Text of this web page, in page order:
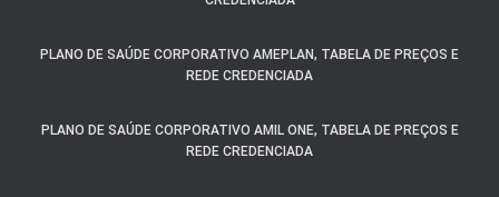
PLANO DE SAÚDE CORPORATIVO AMEPLAN, TABELA DE PREÇOS E
REDE CREDENCIADA
PLANO DE SAÚDE CORPORATIVO AMIL ONE, TABELA DE PREÇOS E
REDE CREDENCIADA